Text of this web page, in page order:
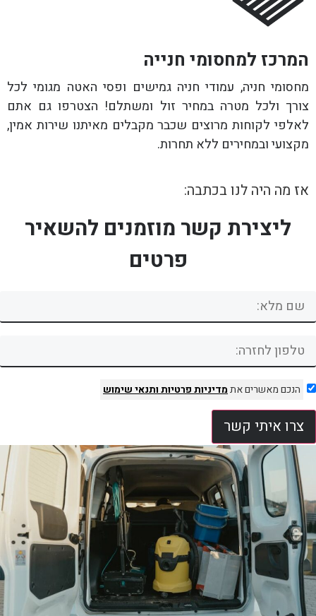
המרכז למחסומי חנייה
מחסומי חניה, עמודי חניה גמישים ופסי האטה מגומי לכל
צורך ולכל מטרה במחיר זול ומשתלם! הצטרפו גם אתם
לאלפי לקוחות מרוצים שכבר מקבלים מאיתנו שירות אמין,
מקצועי ובמחירים ללא תחרות.
אז מה היה לנו בכתבה:
ליצירת קשר מוזמנים להשאיר
פרטים
הנכם מאשרים אתמדיניות פרטיותותנאי שימוש
צרו איתי קשר